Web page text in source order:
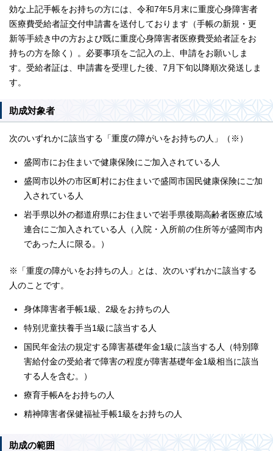
効な上記手帳をお持ちの方には、令和7年5月末に重度心身障害者
医療費受給者証交付申請書を送付しております（手帳の新規・更
新等手続き中の方および既に重度心身障害者医療費受給者証をお
持ちの方を除く）。必要事項をご記入の上、申請をお願いしま
す。受給者証は、申請書を受理した後、7月下旬以降順次発送しま
す。
助成対象者
次のいずれかに該当する「重度の障がいをお持ちの人」（※）
盛岡市にお住まいで健康保険にご加入されている人
盛岡市以外の市区町村にお住まいで盛岡市国民健康保険にご加
入されている人
岩手県以外の都道府県にお住まいで岩手県後期高齢者医療広域
連合にご加入されている人（入院・入所前の住所等が盛岡市内
であった人に限る。）
※「重度の障がいをお持ちの人」とは、次のいずれかに該当する
人のことです。
身体障害者手帳1級、2級をお持ちの人
特別児童扶養手当1級に該当する人
国民年金法の規定する障害基礎年金1級に該当する人（特別障
害給付金の受給者で障害の程度が障害基礎年金1級相当に該当
する人を含む。）
療育手帳Aをお持ちの人
精神障害者保健福祉手帳1級をお持ちの人
助成の範囲